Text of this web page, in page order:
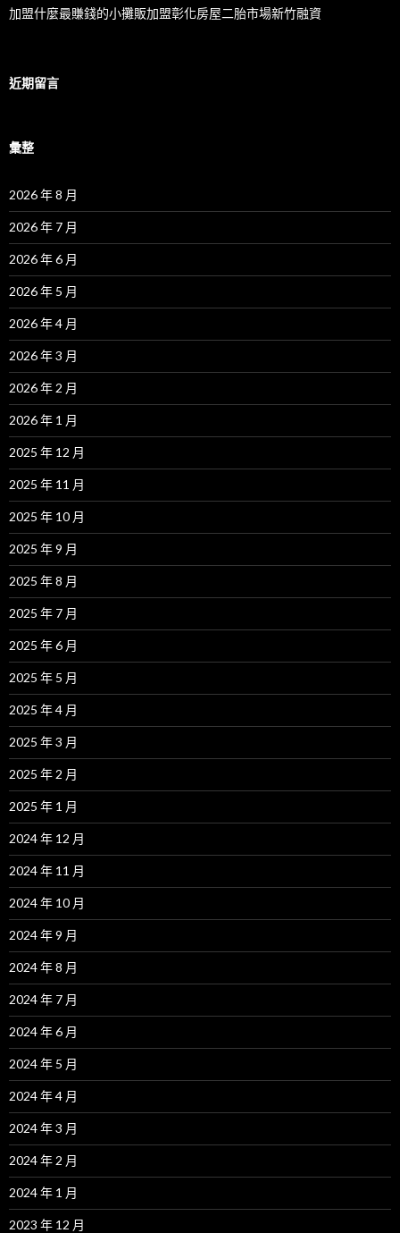
加盟什麼最賺錢的小攤販加盟彰化房屋二胎市場新竹融資
近期留言
彙整
2026 年 8 月
2026 年 7 月
2026 年 6 月
2026 年 5 月
2026 年 4 月
2026 年 3 月
2026 年 2 月
2026 年 1 月
2025 年 12 月
2025 年 11 月
2025 年 10 月
2025 年 9 月
2025 年 8 月
2025 年 7 月
2025 年 6 月
2025 年 5 月
2025 年 4 月
2025 年 3 月
2025 年 2 月
2025 年 1 月
2024 年 12 月
2024 年 11 月
2024 年 10 月
2024 年 9 月
2024 年 8 月
2024 年 7 月
2024 年 6 月
2024 年 5 月
2024 年 4 月
2024 年 3 月
2024 年 2 月
2024 年 1 月
2023 年 12 月